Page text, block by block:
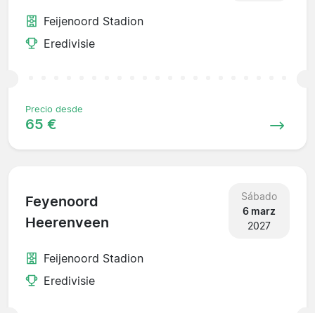
Feijenoord Stadion
Eredivisie
Precio desde
65 €
Feyenoord
Heerenveen
Sábado
6 marz
2027
Feijenoord Stadion
Eredivisie